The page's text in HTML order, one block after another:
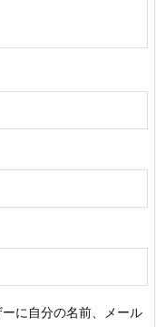
に自分の名前、メール